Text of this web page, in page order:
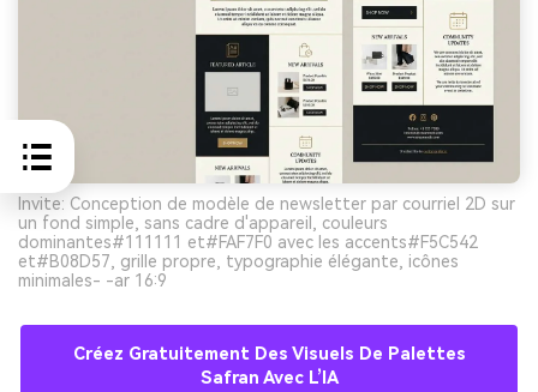
Invite: Conception de modèle de newsletter par courriel 2D sur
un fond simple, sans cadre d'appareil, couleurs
dominantes#111111 et#FAF7F0 avec les accents#F5C542
et#B08D57, grille propre, typographie élégante, icônes
minimales- -ar 16:9
Créez Gratuitement Des Visuels De Palettes
Safran Avec L’IA